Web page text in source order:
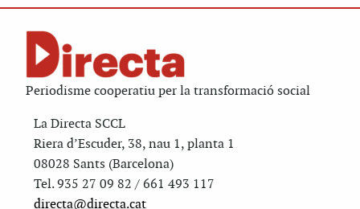
Periodisme cooperatiu per la transformació social
La Directa SCCL
Riera d’Escuder, 38, nau 1, planta 1
08028 Sants (Barcelona)
Tel. 935 27 09 82 / 661 493 117
directa@directa.cat